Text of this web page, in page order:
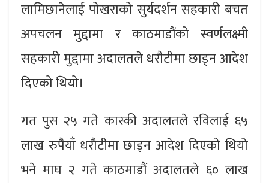
लामिछानेलाई पोखराको सुर्यदर्शन सहकारी बचत
अपचलन मुद्दामा र काठमाडौंको स्वर्णलक्ष्मी
सहकारी मुद्दामा अदालतले धरौटीमा छाड्न आदेश
दिएको थियो।
गत पुस २५ गते कास्की अदालतले रविलाई ६५
लाख रुपैयाँ धरौटीमा छाड्न आदेश दिएको थियो
भने माघ २ गते काठमाडौं अदालतले ६० लाख